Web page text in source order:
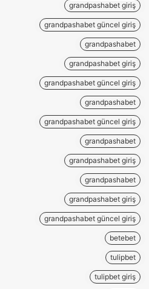
grandpashabet giriş
grandpashabet güncel giriş
grandpashabet
grandpashabet giriş
grandpashabet güncel giriş
grandpashabet
grandpashabet güncel giriş
grandpashabet
grandpashabet giriş
grandpashabet
grandpashabet giriş
grandpashabet güncel giriş
betebet
tulipbet
tulipbet giriş